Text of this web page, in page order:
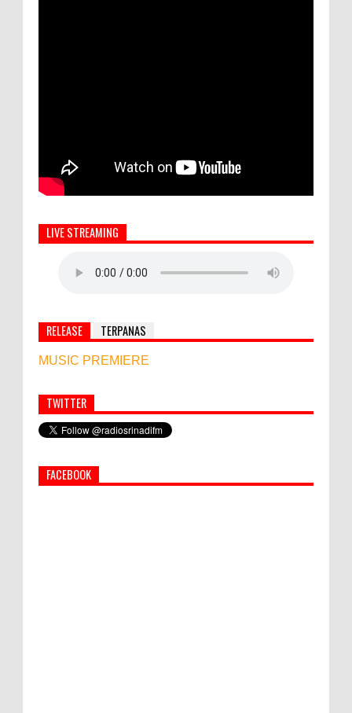
LIVE STREAMING
RELEASE TERPANAS
MUSIC PREMIERE
Simbol Persahabatan, RI Bangun Islamic Centre di
Afghanistan
World Marketing Forum 2022:
TWITTER
FACEBOOK